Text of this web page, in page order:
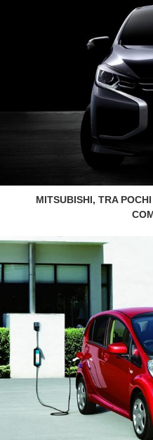
MITSUBISHI, TRA